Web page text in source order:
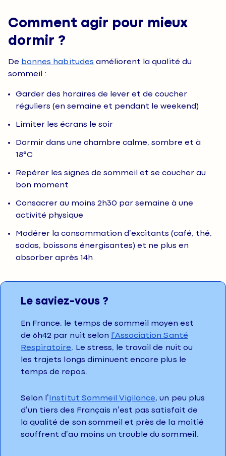
Comment agir pour mieux
dormir ?
De bonnes habitudes améliorent la qualité du
sommeil :
Garder des horaires de lever et de coucher
réguliers (en semaine et pendant le weekend)
Limiter les écrans le soir
Dormir dans une chambre calme, sombre et à
18°C
Repérer les signes de sommeil et se coucher au
bon moment
Consacrer au moins 2h30 par semaine à une
activité physique
Modérer la consommation d’excitants (café, thé,
sodas, boissons énergisantes) et ne plus en
absorber après 14h
Le saviez-vous ?
En France, le temps de sommeil moyen est
de 6h42 par nuit selon l’Association Santé
Respiratoire. Le stress, le travail de nuit ou
les trajets longs diminuent encore plus le
temps de repos.
Selon l’Institut Sommeil Vigilance, un peu plus
d’un tiers des Français n’est pas satisfait de
la qualité de son sommeil et près de la moitié
souffrent d’au moins un trouble du sommeil.